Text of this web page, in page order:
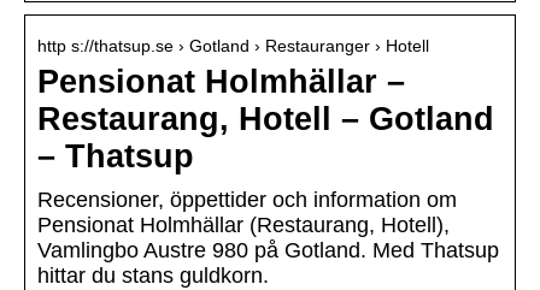
http s://thatsup.se › Gotland › Restauranger › Hotell
Pensionat Holmhällar –
Restaurang, Hotell – Gotland
– Thatsup
Recensioner, öppettider och information om
Pensionat Holmhällar (Restaurang, Hotell),
Vamlingbo Austre 980 på Gotland. Med Thatsup
hittar du stans guldkorn.